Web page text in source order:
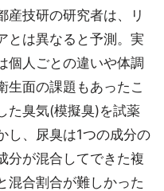
産技研の研究者は、リ
とは異なると予測。実
個人ごとの違いや体調
生面の課題もあったこ
た臭気(模擬臭)を試薬
し、尿臭は1つの成分の
分が混合してできた複
混合割合が難しかった